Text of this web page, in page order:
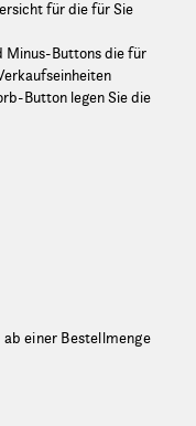
für die für Sie
Minus-Buttons die für
Button legen Sie die
ab einer Bestellmenge